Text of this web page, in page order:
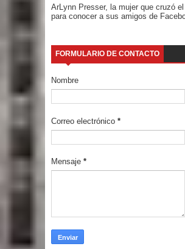
ArLynn Presser, la mujer que cruzó
para conocer a sus amigos de
FORMULARIO DE CONTACTO
Nombre
Correo electrónico *
Mensaje *